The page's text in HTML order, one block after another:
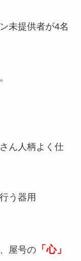
未提供者が4名
ん人柄よく仕
う器用
屋号の「心」